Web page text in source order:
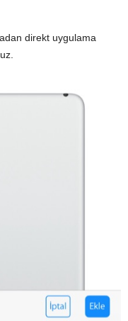
direkt uygulama